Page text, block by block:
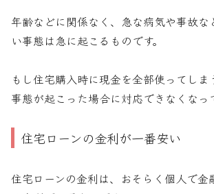
年齢などに関係なく、急な病気や事故な
い事態は急に起こるものです。
もし住宅購入時に現金を全部使ってしま
事態が起こった場合に対応できなくなっ
住宅ローンの金利が一番安い
住宅ローンの金利は、おそらく個人で金